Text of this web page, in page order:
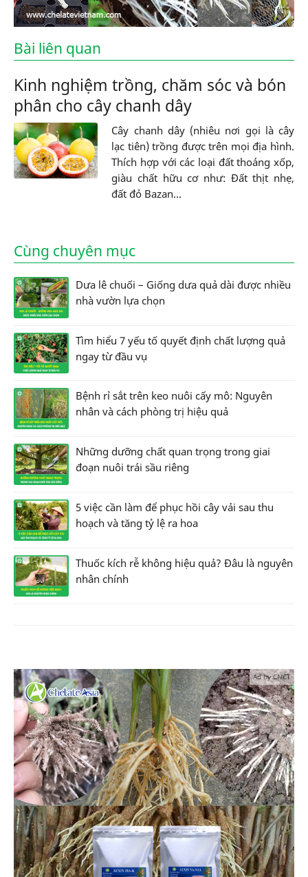
Bài liên quan
Kinh nghiệm trồng, chăm sóc và bón
phân cho cây chanh dây
Cây chanh dây (nhiêu nơi gọi là cây
lạc tiên) trồng được trên mọi địa hình.
Thích hợp với các loại đất thoáng xốp,
giàu chất hữu cơ như: Đất thịt nhẹ,
đất đỏ Bazan...
Cùng chuyên mục
Dưa lê chuối – Giống dưa quả dài được nhiều
nhà vườn lựa chọn
Tìm hiểu 7 yếu tố quyết định chất lượng quả
ngay từ đầu vụ
Bệnh rỉ sắt trên keo nuôi cấy mô: Nguyên
nhân và cách phòng trị hiệu quả
Những dưỡng chất quan trọng trong giai
đoạn nuôi trái sầu riêng
5 việc cần làm để phục hồi cây vải sau thu
hoạch và tăng tỷ lệ ra hoa
Thuốc kích rễ không hiệu quả? Đâu là nguyên
nhân chính
Ad by CNCT